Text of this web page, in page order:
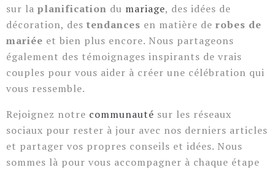
sur la planification du mariage, des idées de
décoration, des tendances en matière de robes de
mariée et bien plus encore. Nous partageons
également des témoignages inspirants de vrais
couples pour vous aider à créer une célébration qui
vous ressemble.
Rejoignez notre communauté sur les réseaux
sociaux pour rester à jour avec nos derniers articles
et partager vos propres conseils et idées. Nous
sommes là pour vous accompagner à chaque étape